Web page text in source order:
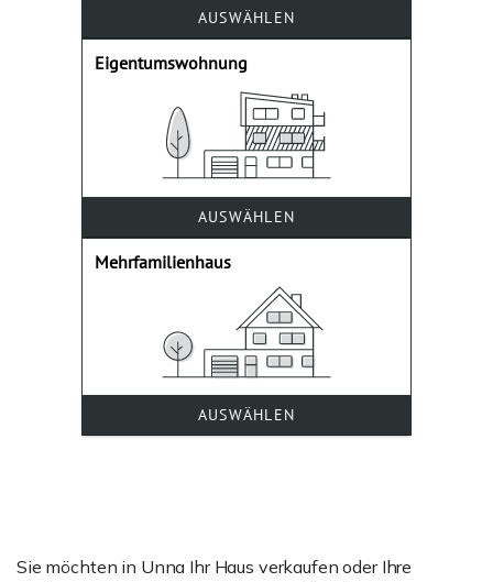
Sie möchten in Unna Ihr Haus verkaufen oder Ihre